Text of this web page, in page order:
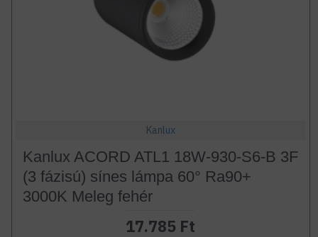
Kanlux
Kanlux ACORD ATL1 18W-930-S6-B 3F
(3 fázisú) sínes lámpa 60° Ra90+
3000K Meleg fehér
17.785 Ft